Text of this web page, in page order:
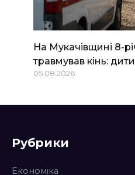
На Мукачівщині 8-
травмував кінь:
05.08.2026
Рубрики
Економіка